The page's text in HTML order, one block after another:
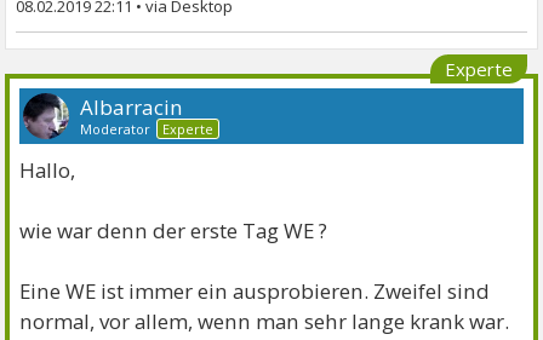
08.02.2019 22:11 •
Experte
Albarracin
Moderator Experte
Hallo,
wie war denn der erste Tag WE ?
Eine WE ist immer ein ausprobieren. Zweifel sind
normal, vor allem, wenn man sehr lange krank war.